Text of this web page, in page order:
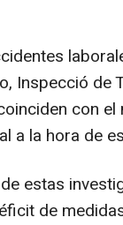
Inspecció de
con
a la hora de
estas
de